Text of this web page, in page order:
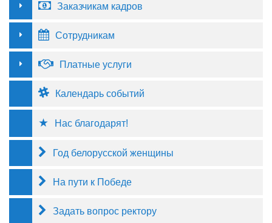
Заказчикам кадров
Сотрудникам
Платные услуги
Календарь событий
Нас благодарят!
Год белорусской женщины
На пути к Победе
Задать вопрос ректору